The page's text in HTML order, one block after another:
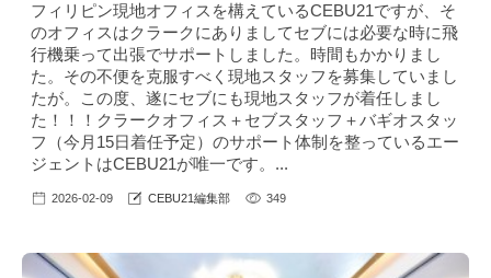
フィリピン現地オフィスを構えているCEBU21ですが、そ
のオフィスはクラークにありましてセブには必要な時に飛
行機乗って出張でサポートしました。時間もかかりまし
た。その不便を克服すべく現地スタッフを募集していまし
たが。この度、遂にセブにも現地スタッフが着任しまし
た！！！クラークオフィス＋セブスタッフ＋バギオスタッ
フ（今月15日着任予定）のサポート体制を整っているエー
ジェントはCEBU21が唯一です。...
2026-02-09 CEBU21編集部 349